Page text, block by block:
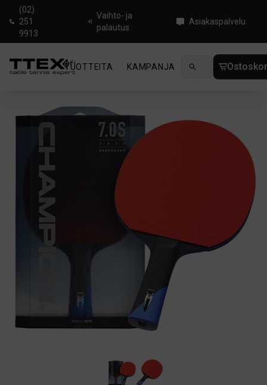
(02)
251
9913
Vaihto- ja
palautus
Asiakaspalvelu
TUOTTEITA KAMPANJA UUTUUDET
XIOM MUV 7.0S 5-star